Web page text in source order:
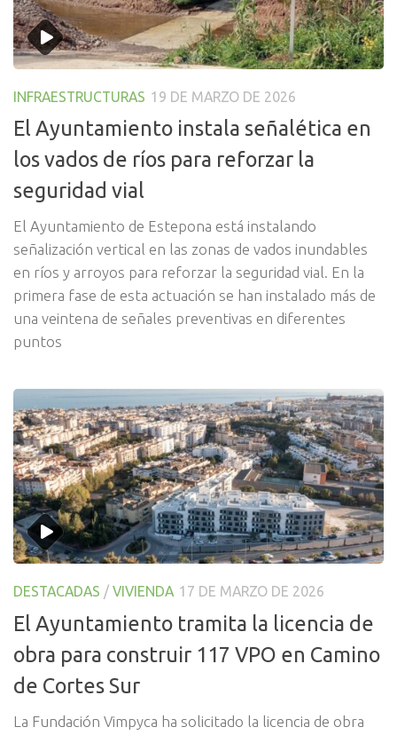
INFRAESTRUCTURAS 19 DE MARZO DE 2026
El Ayuntamiento instala señalética en
los vados de ríos para reforzar la
seguridad vial
El Ayuntamiento de Estepona está instalando
señalización vertical en las zonas de vados inundables
en ríos y arroyos para reforzar la seguridad vial. En la
primera fase de esta actuación se han instalado más de
una veintena de señales preventivas en diferentes
puntos
DESTACADAS / VIVIENDA 17 DE MARZO DE 2026
El Ayuntamiento tramita la licencia de
obra para construir 117 VPO en Camino
de Cortes Sur
La Fundación Vimpyca ha solicitado la licencia de obra